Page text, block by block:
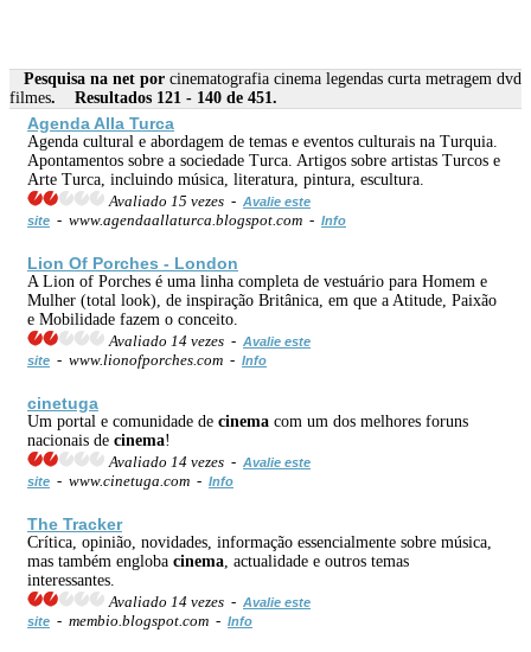
Pesquisa na net por cinematografia cinema legendas curta metragem dvd
filmes. Resultados 121 - 140 de 451.
Agenda Alla Turca
Agenda cultural e abordagem de temas e eventos culturais na Turquia.
Apontamentos sobre a sociedade Turca. Artigos sobre artistas Turcos e
Arte Turca, incluindo música, literatura, pintura, escultura.
Avaliado 15 vezes - Avalie este
site - www.agendaallaturca.blogspot.com - Info
Lion Of Porches - London
A Lion of Porches é uma linha completa de vestuário para Homem e
Mulher (total look), de inspiração Britânica, em que a Atitude, Paixão
e Mobilidade fazem o conceito.
Avaliado 14 vezes - Avalie este
site - www.lionofporches.com - Info
cinetuga
Um portal e comunidade de cinema com um dos melhores foruns
nacionais de cinema!
Avaliado 14 vezes - Avalie este
site - www.cinetuga.com - Info
The Tracker
Crítica, opinião, novidades, informação essencialmente sobre música,
mas também engloba cinema , actualidade e outros temas
interessantes.
Avaliado 14 vezes - Avalie este
site - membio.blogspot.com - Info